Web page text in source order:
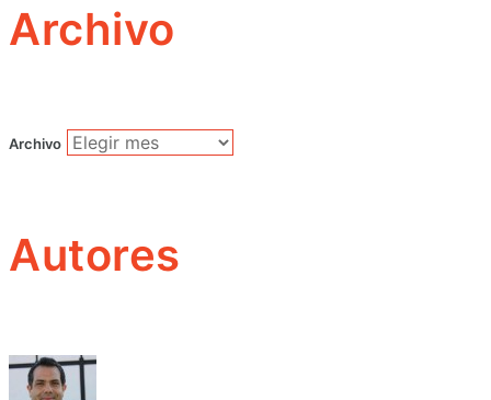
Archivo
Archivo
Autores